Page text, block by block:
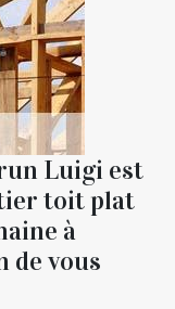
Luigi est
toit plat
à
de vous